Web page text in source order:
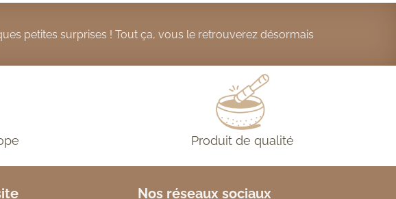
petites surprises ! Tout ça, vous le retrouverez désormais
Produit de qualité
Nos réseaux sociaux